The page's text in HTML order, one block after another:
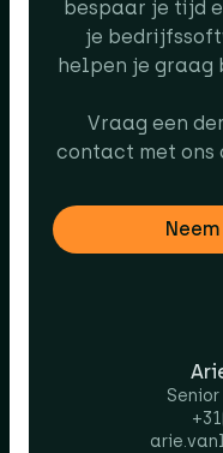
bespaar je tijd
je
helpen je graag
Vraag een
contact met ons